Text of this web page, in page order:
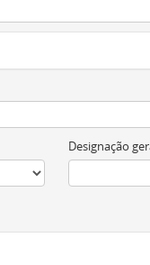
Designação